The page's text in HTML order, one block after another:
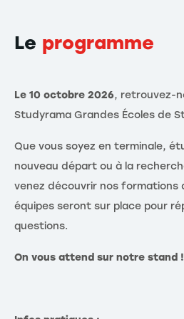
Le programme
Le 10 octobre 2026, retrouvez-
Studyrama Grandes Écoles de
Que vous soyez en terminale,
nouveau départ ou à la
venez découvrir nos formations
équipes seront sur place pour
questions.
On vous attend sur notre stand !